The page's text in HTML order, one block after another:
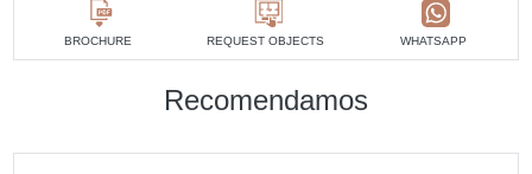
BROCHURE REQUEST OBJECTS WHATSAPP
Recomendamos